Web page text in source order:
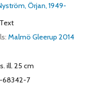
Örjan, 1949-
Text
Malmö Gleerup 2014
ill. 25 cm
68342-7